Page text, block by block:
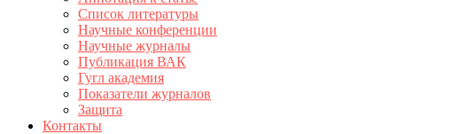
Список литературы
Научные конференции
Научные журналы
Публикация ВАК
Гугл академия
Показатели журналов
Защита
Контакты